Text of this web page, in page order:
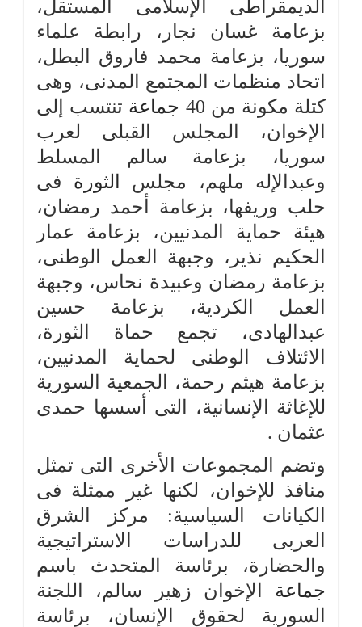
الديمقراطى الإسلامى المستقل،
بزعامة غسان نجار، رابطة علماء
سوريا، بزعامة محمد فاروق البطل،
اتحاد منظمات المجتمع المدنى، وهى
كتلة مكونة من 40
جماعة تنتسب إلى
الإخوان، المجلس القبلى لعرب
سوريا، بزعامة سالم المسلط
وعبدالإله ملهم، مجلس
الثورة فى
حلب وريفها، بزعامة أحمد رمضان،
هيئة حماية المدنيين، بزعامة عمار
الحكيم نذير، وجبهة العمل الوطنى،
بزعامة رمضان وعبيدة نحاس، وجبهة
العمل الكردية، بزعامة حسين
عبدالهادى، تجمع حماة الثورة،
الائتلاف الوطنى لحماية المدنيين،
بزعامة هيثم رحمة، الجمعية السورية
للإغاثة الإنسانية، التى أسسها حمدى
عثمان .
وتضم المجموعات الأخرى التى تمثل
منافذ للإخوان، لكنها غير ممثلة فى
الكيانات السياسية: مركز الشرق
العربى للدراسات الاستراتيجية
والحضارة، برئاسة المتحدث باسم
جماعة الإخوان زهير سالم، اللجنة
السورية لحقوق الإنسان، برئاسة